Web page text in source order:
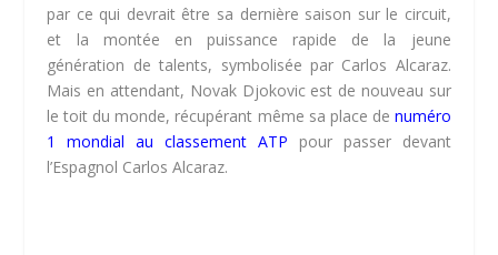
par ce qui devrait être sa dernière saison sur le circuit,
et la montée en puissance rapide de la jeune
génération de talents, symbolisée par Carlos Alcaraz.
Mais en attendant, Novak Djokovic est de nouveau sur
le toit du monde, récupérant même sa place de numéro
1 mondial au classement ATP pour passer devant
l’Espagnol Carlos Alcaraz.